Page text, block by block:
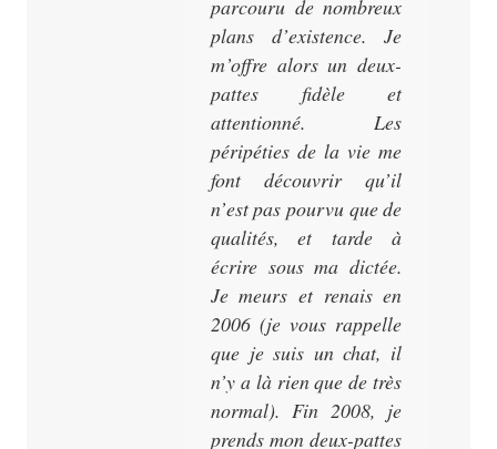
parcouru de nombreux
plans d’existence. Je
m’offre alors un deux-
pattes fidèle et
attentionné. Les
péripéties de la vie me
font découvrir qu’il
n’est pas pourvu que de
qualités, et tarde à
écrire sous ma dictée.
Je meurs et renais en
2006 (je vous rappelle
que je suis un chat, il
n’y a là rien que de très
normal). Fin 2008, je
prends mon deux-pattes